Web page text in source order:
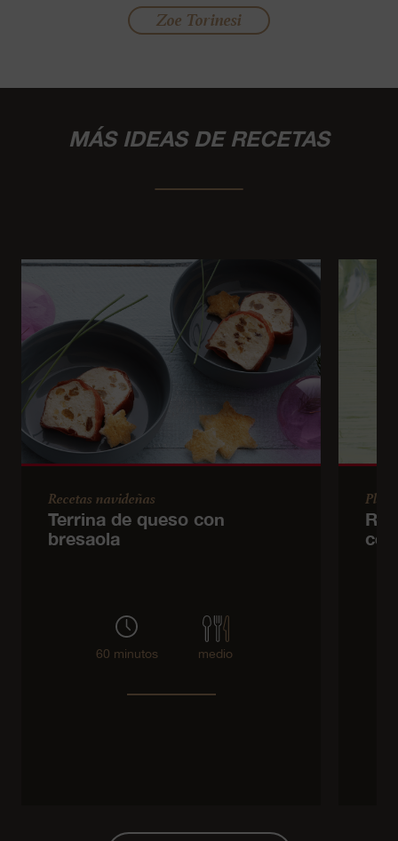
Zoe Torinesi
MÁS IDEAS DE RECETAS
Recetas navideñas
Terrina de queso con
bresaola
60 minutos medio